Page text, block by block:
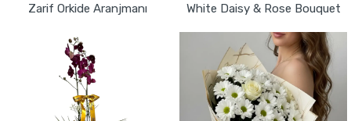
Zarif Orkide Aranjmanı
White Daisy & Rose Bouquet